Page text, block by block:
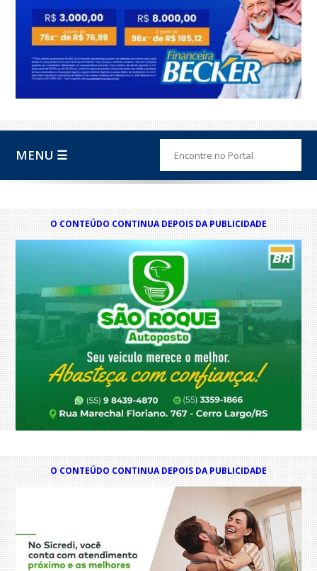
MENU ☰
O CONTEÚDO CONTINUA DEPOIS DA PUBLICIDADE
O CONTEÚDO CONTINUA DEPOIS DA PUBLICIDADE